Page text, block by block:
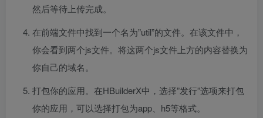
然后等待上传完成。
在前端文件中找到一个名为”util”的文件。在该文件中，
你会看到两个js文件。将这两个js文件上方的内容替换为
你自己的域名。
打包你的应用。在HBuilderX中，选择”发行”选项来打包
你的应用，可以选择打包为app、h5等格式。